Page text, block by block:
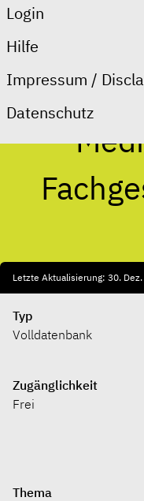
Login
Hilfe
Impressum /
Datenschutz
Letzte Aktualisierung: 30.
Typ
Volldatenbank
Zugänglichkeit
Frei
Thema